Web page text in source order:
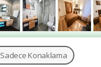
Sadece Konaklama